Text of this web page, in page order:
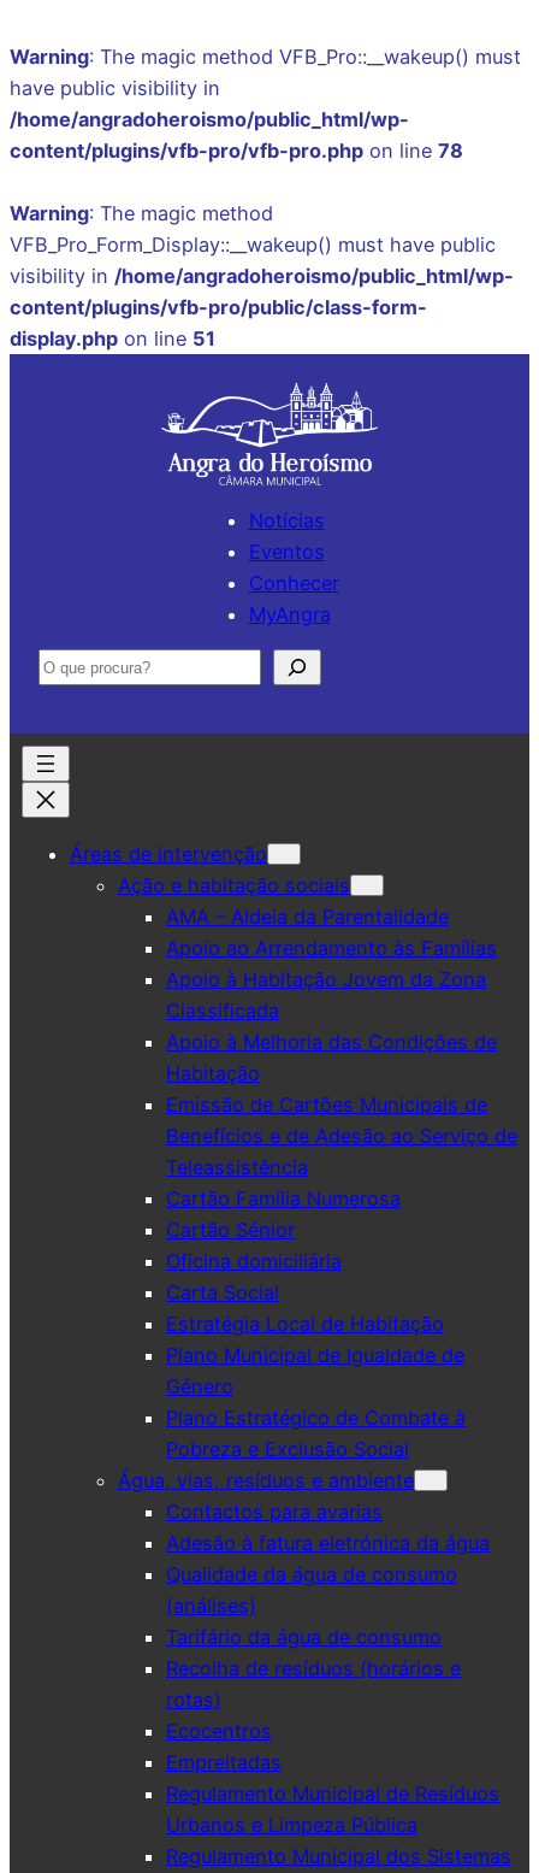
Warning: The magic method VFB_Pro::__wakeup() must
have public visibility in
/home/angradoheroismo/public_html/wp-
content/plugins/vfb-pro/vfb-pro.php on line 78
Warning: The magic method
VFB_Pro_Form_Display::__wakeup() must have public
visibility in /home/angradoheroismo/public_html/wp-
content/plugins/vfb-pro/public/class-form-
display.php on line 51
Notícias
Eventos
Conhecer
MyAngra
Pesquisar
Áreas de intervenção
Ação e habitação sociais
AMA – Aldeia da Parentalidade
Apoio ao Arrendamento às Famílias
Apoio à Habitação Jovem da Zona
Classificada
Apoio à Melhoria das Condições de
Habitação
Emissão de Cartões Municipais de
Benefícios e de Adesão ao Serviço de
Teleassistência
Cartão Família Numerosa
Cartão Sénior
Oficina domiciliária
Carta Social
Estratégia Local de Habitação
Plano Municipal de Igualdade de
Género
Plano Estratégico de Combate à
Pobreza e Exclusão Social
Água, vias, resíduos e ambiente
Contactos para avarias
Adesão à fatura eletrónica da água
Qualidade da água de consumo
(análises)
Tarifário da água de consumo
Recolha de resíduos (horários e
rotas)
Ecocentros
Empreitadas
Regulamento Municipal de Resíduos
Urbanos e Limpeza Pública
Regulamento Municipal dos Sistemas